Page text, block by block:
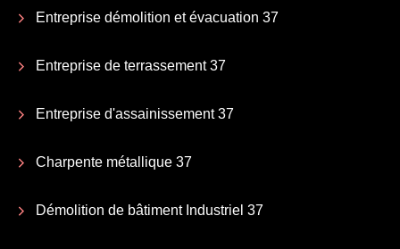
Entreprise démolition et évacuation 37
Entreprise de terrassement 37
Entreprise d'assainissement 37
Charpente métallique 37
Démolition de bâtiment Industriel 37